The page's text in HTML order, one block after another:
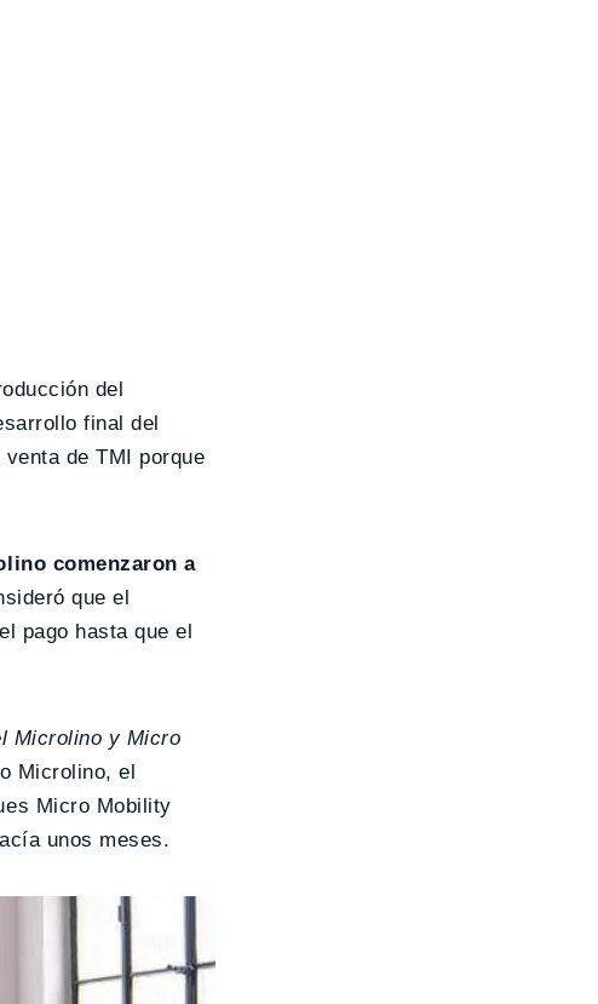
del
final del
de TMI porque
comenzaron a
que el
pago hasta que el
Microlino y Micro
Microlino, el
Micro Mobility
unos meses.